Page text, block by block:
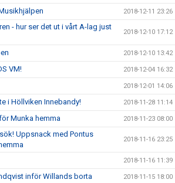
2018-12-11 23:26
- hur ser det ut i vårt A-lag just
2018-12-10 17:12
2018-12-10 13:42
VM! 2018-12-04 16:32
2018-12-01 14:06
i Höllviken Innebandy! 2018-11-28 11:14
Munka hemma 2018-11-23 08:00
Uppsnack med Pontus
2018-11-16 23:25
2018-11-16 11:39
inför Willands borta 2018-11-15 18:00